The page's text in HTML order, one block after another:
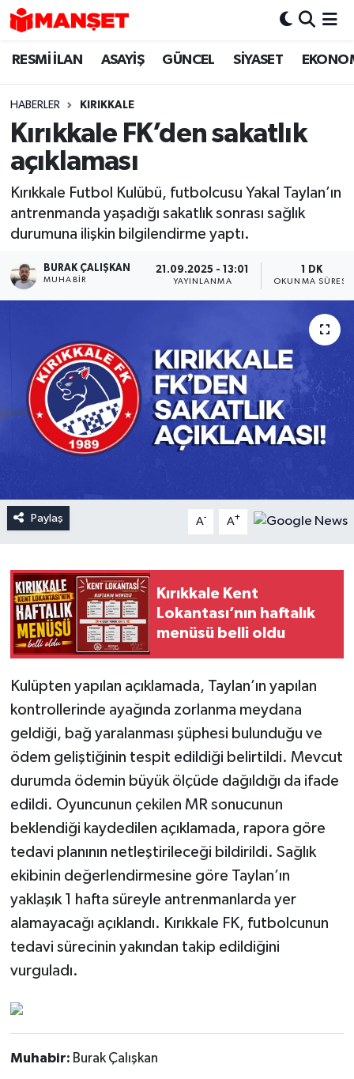
RESMİ İLAN ASAYİŞ GÜNCEL SİYASET
HABERLER KIRIKKALE
Kırıkkale FK’den sakatlık
açıklaması
Kırıkkale Futbol Kulübü, futbolcusu Yakal Taylan’ın
antrenmanda yaşadığı sakatlık sonrası sağlık
durumuna ilişkin bilgilendirme yaptı.
BURAK ÇALIŞKAN
MUHABIR
21.09.2025 - 13:01
YAYINLANMA
1 DK
OKUNMA SÜRESI
Paylaş A- A+
Kırıkkale Kent
Lokantası’nın haftalık
menüsü belli oldu
Kulüpten yapılan açıklamada, Taylan’ın yapılan
kontrollerinde ayağında zorlanma meydana
geldiği, bağ yaralanması şüphesi bulunduğu ve
ödem geliştiğinin tespit edildiği belirtildi. Mevcut
durumda ödemin büyük ölçüde dağıldığı da ifade
edildi. Oyuncunun çekilen MR sonucunun
beklendiği kaydedilen açıklamada, rapora göre
tedavi planının netleştirileceği bildirildi. Sağlık
ekibinin değerlendirmesine göre Taylan’ın
yaklaşık 1 hafta süreyle antrenmanlarda yer
alamayacağı açıklandı. Kırıkkale FK, futbolcunun
tedavi sürecinin yakından takip edildiğini
vurguladı.
Muhabir: Burak Çalışkan
Hava Durumu
Trafik Durumu
Süper Lig Puan Durumu ve Fikstür
Son Dakika Haberleri
Haber Arşivi